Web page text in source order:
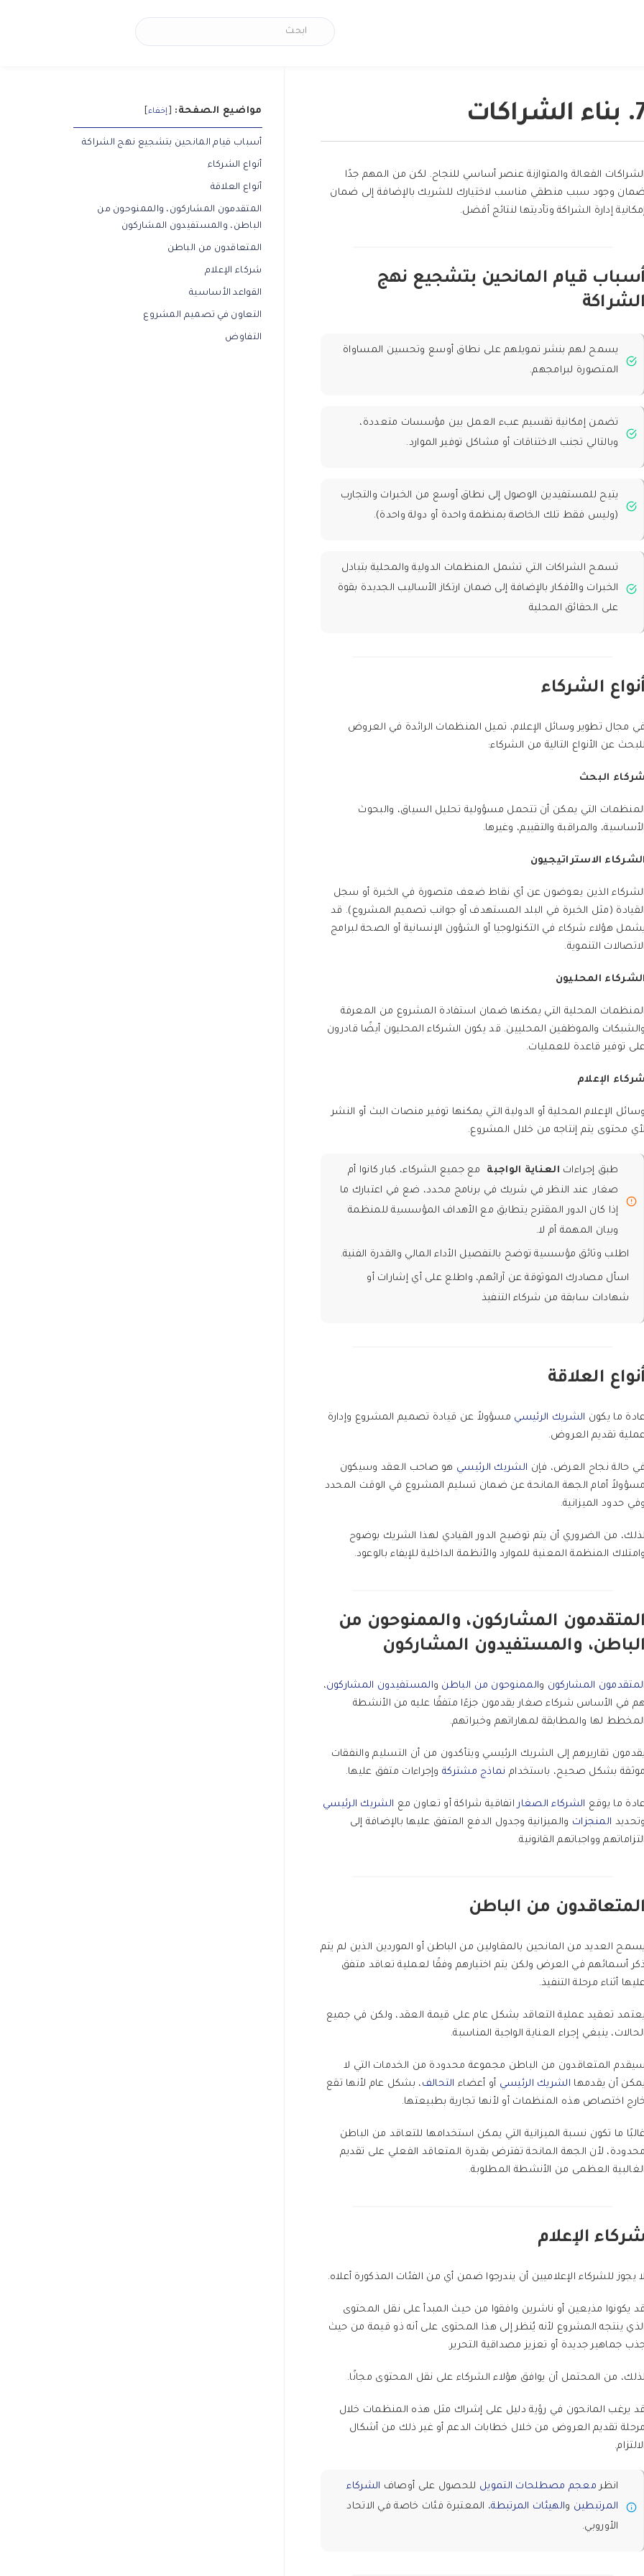
مواضيع الصفحة: [ إخفاء]
أسباب قيام المانحين بتشجيع نهج الشراكة
أنواع الشركاء
أنواع العلاقة
المتقدمون المشاركون، والممنوحون من
الباطن، والمستفيدون المشاركون
المتعاقدون من الباطن
شركاء الإعلام
القواعد الأساسية
التعاون في تصميم المشروع
التفاوض
الشراكات الفعالة والمتوازنة عنصر أساسي للنجاح. لكن من المهم جدًا
ضمان وجود سبب منطقي مناسب لاختيارك للشريك بالإضافة إلى ضمان
إدارة الشراكة وتأديتها لنتائج أفضل.
أسباب قيام المانحين بتشجيع نهج
الشراكة
يسمح لهم بنشر تمويلهم على نطاق أوسع وتحسين المساواة
المتصورة لبرامجهم.
تضمن إمكانية تقسيم عبء العمل بين مؤسسات متعددة،
وبالتالي تجنب الاختناقات أو مشاكل توفير الموارد.
يتيح للمستفيدين الوصول إلى نطاق أوسع من الخبرات والتجارب
(وليس فقط تلك الخاصة بمنظمة واحدة أو دولة واحدة).
تسمح الشراكات التي تشمل المنظمات الدولية والمحلية بتبادل
الخبرات والأفكار بالإضافة إلى ضمان ارتكاز الأساليب الجديدة بقوة
على الحقائق المحلية
أنواع الشركاء
في مجال تطوير وسائل الإعلام، تميل المنظمات الرائدة في العروض
للبحث عن الأنواع التالية من الشركاء:
شركاء البحث
المنظمات التي يمكن أن تتحمل مسؤولية تحليل السياق، والبحوث
الأساسية، والمراقبة والتقييم، وغيرها.
الشركاء الاستراتيجيون
الشركاء الذين يعوضون عن أي نقاط ضعف متصورة في الخبرة أو سجل
القيادة (مثل الخبرة في البلد المستهدف أو جوانب تصميم المشروع). قد
يشمل هؤلاء شركاء في التكنولوجيا أو الشؤون الإنسانية أو الصحة لبرامج
الاتصالات التنموية.
الشركاء المحليون
المنظمات المحلية التي يمكنها ضمان استفادة المشروع من المعرفة
والشبكات والموظفين المحليين. قد يكون الشركاء المحليون أيضًا قادرون
توفير قاعدة للعمليات.
شركاء الإعلام
وسائل الإعلام المحلية أو الدولية التي يمكنها توفير منصات البث أو النشر
لأي محتوى يتم إنتاجه من خلال المشروع.
طبق إجراءات العناية الواجبة
مع جميع الشركاء، كبار كانوا أم
صغار. عند النظر في شريك في برنامج محدد، ضع في اعتبارك ما
إذا كان الدور المقترح يتطابق مع الأهداف المؤسسية للمنظمة
وبيان المهمة أم لا.
اطلب وثائق مؤسسية توضح بالتفصيل الأداء المالي والقدرة الفنية.
اسأل مصادرك الموثوقة عن آرائهم، واطلع على أي إشارات أو
شهادات سابقة من شركاء التنفيذ
أنواع العلاقة
ما يكون الشريك الرئيسي مسؤولاً عن قيادة تصميم المشروع وإدارة
تقديم العروض.
في حالة نجاح العرض، فإن الشريك الرئيسي هو صاحب العقد وسيكون
مسؤولاً أمام الجهة المانحة عن ضمان تسليم المشروع في الوقت المحدد
وفي حدود الميزانية.
لذلك، من الضروري أن يتم توضيح الدور القيادي لهذا الشريك بوضوح
وامتلاك المنظمة المعنية للموارد والأنظمة الداخلية للإيفاء بالوعود.
المتقدمون المشاركون، والممنوحون من
الباطن، والمستفيدون المشاركون
المتقدمون المشاركون والممنوحون من الباطن والمستفيدون المشاركون،
هم في الأساس شركاء صغار يقدمون جزءًا متفقًا عليه من الأنشطة
المخطط لها والمطابقة لمهاراتهم وخبراتهم.
يقدمون تقاريرهم إلى الشريك الرئيسي ويتأكدون من أن التسليم والنفقات
موثقة بشكل صحيح، باستخدام نماذج مشتركةوإجراءات متفق عليها.
ما يوقع الشركاء الصغار اتفاقية شراكة أو تعاون مع الشريك الرئيسي
وتحديد المنجزات والميزانية وجدول الدفع المتفق عليها بالإضافة إلى
التزاماتهم وواجباتهم القانونية.
المتعاقدون من الباطن
يسمح العديد من المانحين بالمقاولين من الباطن أو الموردين الذين لم يتم
ذكر أسمائهم في العرض ولكن يتم اختيارهم وفقًا لعملية تعاقد متفق
أثناء مرحلة التنفيذ.
يعتمد تعقيد عملية التعاقد بشكل عام على قيمة العقد، ولكن في جميع
الحالات، ينبغي إجراء العناية الواجبة المناسبة.
سيقدم المتعاقدون من الباطن مجموعة محدودة من الخدمات التي لا
يمكن أن يقدمها الشريك الرئيسي أو أعضاء التحالف ، بشكل عام لأنها تقع
خارج اختصاص هذه المنظمات أو لأنها تجارية بطبيعتها.
ما تكون نسبة الميزانية التي يمكن استخدامها للتعاقد من الباطن
محدودة، لأن الجهة المانحة تفترض بقدرة المتعاقد الفعلي على تقديم
الغالبية العظمى من الأنشطة المطلوبة.
شركاء الإعلام
لا يجوز للشركاء الإعلاميين أن يندرجوا ضمن أي من الفئات المذكورة أعلاه.
قد يكونوا مذيعين أو ناشرين وافقوا من حيث المبدأ على نقل المحتوى
الذي ينتجه المشروع لأنه يُنظر إلى هذا المحتوى على أنه ذو قيمة من حيث
جماهير جديدة أو تعزيز مصداقية التحرير.
لذلك، من المحتمل أن يوافق هؤلاء الشركاء على نقل المحتوى مجانًا.
قد يرغب المانحون في رؤية دليل على إشراك مثل هذه المنظمات خلال
مرحلة تقديم العروض من خلال خطابات الدعم أو غير ذلك من أشكال
الالتزام.
انظر معجم مصطلحات التمويل للحصول على أوصاف الشركاء
المرتبطين والهيئات المرتبطة، المعتبرة فئات خاصة في الاتحاد
الأوروبي.